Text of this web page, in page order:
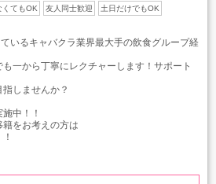
くてもOK 友人同士歓迎 土日だけでもOK
いるキャバクラ業界最大手の飲食グループ経
一から丁寧にレクチャーします！サポート
しませんか？
中！！
をお考えの方は